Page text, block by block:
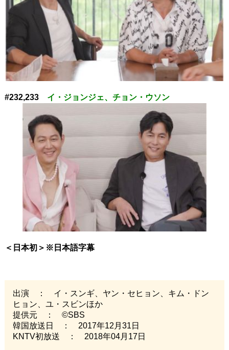
#232,233 イ・ジョンジェ、チョン・ウソン
＜日本初＞※日本語字幕
出演 ： イ・スンギ、ヤン・セヒョン、キム・ドン
ヒョン、ユ・スビンほか
提供元 ： ©SBS
韓国放送日 ： 2017年12月31日
KNTV初放送 ： 2018年04月17日